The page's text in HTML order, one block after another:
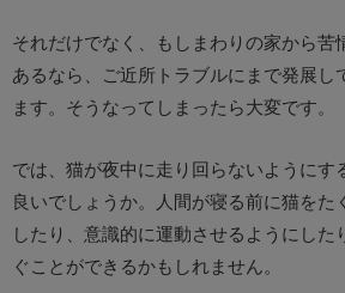
それだけでなく、もしまわりの家から苦
あるなら、ご近所トラブルにまで発展し
ます。そうなってしまったら大変です。
では、猫が夜中に走り回らないようにす
良いでしょうか。人間が寝る前に猫をた
したり、意識的に運動させるようにした
ぐことができるかもしれません。